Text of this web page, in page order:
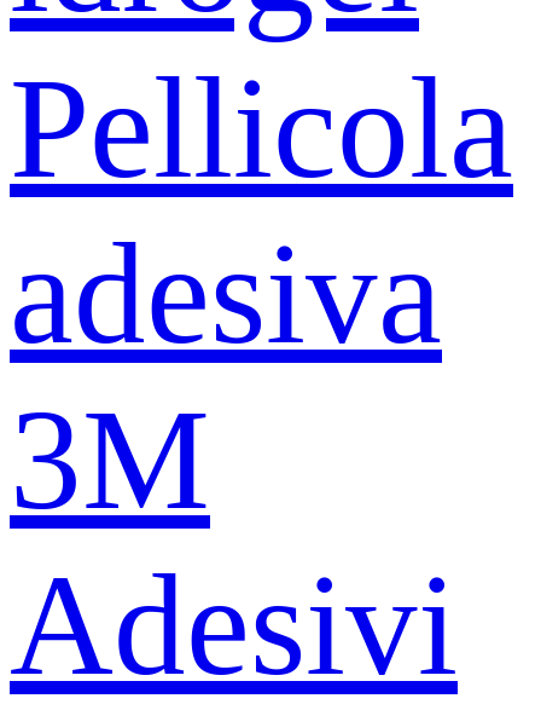
Pellicola
adesiva
3M
Adesivi